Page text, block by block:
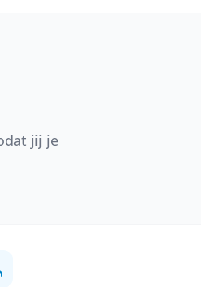
jij je